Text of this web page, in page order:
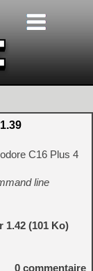
C16 Plus 4
line
1.42 (101 Ko)
0 commentaire